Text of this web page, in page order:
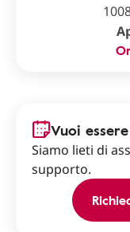
Vuoi
Siamo lieti di
supporto.